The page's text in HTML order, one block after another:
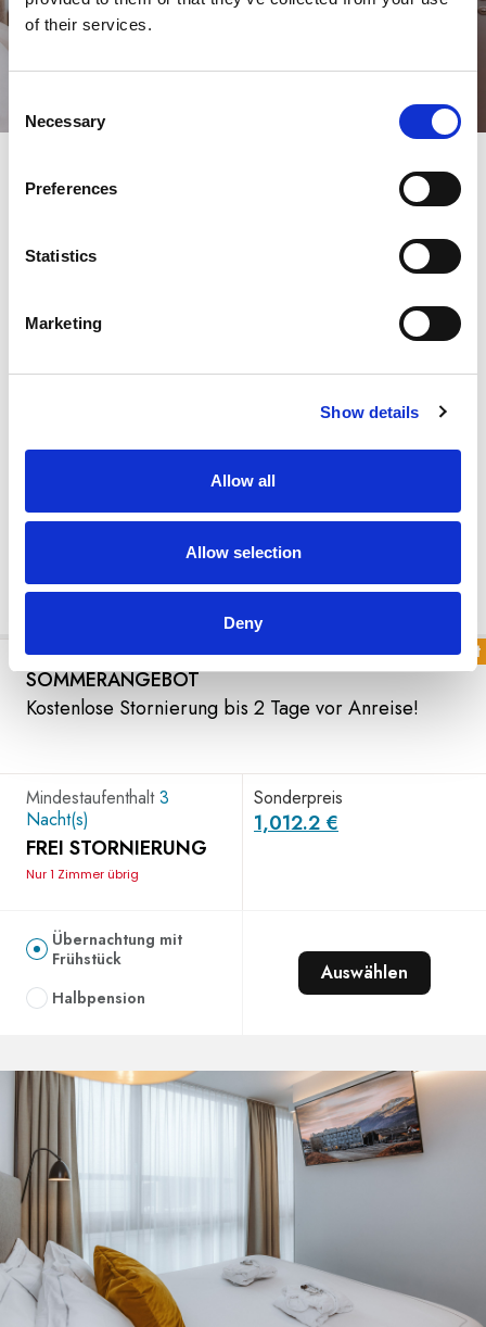
of their services.
Selection
Necessary
Preferences
Statistics
Marketing
Show details
Allow all
Allow selection
Deny
Familienzimmer
Personen, Klimaanlage, Kostenloses WI-FI, Schlafzimmer
cm) und Kleiderschrank, Großer Vorraum mit Kofferablage
(Sitzbank), Kleiderhaken und Sport Space für
Sportausrüstung inkl Skischuhtrockner, Badezimmer mit
Dusche, WC und Waschbecken, Haartrockner, Duschgel
Tresorfach, Hocker, Schreibtisch und großer Spiegel,
Bademantel, Verdunkelungsvorhänge, Teppichboden mit
Fußbodenheizung im Zimmer und geschliffener
SOMMERANGEBOT
Sonderangebot
Kostenlose Stornierung bis 2 Tage vor Anreise!
Mindestaufenthalt3
Nacht(s)
FREI STORNIERUNG
Nur 1 Zimmer übrig
Sonderpreis
1,012.2 €
Übernachtung mit
Frühstück
Halbpension
Auswählen